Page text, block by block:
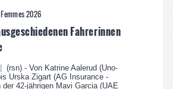
2026
Fahrerinnen
(rsn) - Von Katrine Aalerud (Uno-
Urska Zigart (AG Insurance -
der 42-jährigen Mavi Garcia (UAE